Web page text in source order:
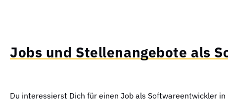
Jobs und Stellenangebote als
Du interessierst Dich für einen Job als Softwareentwickler